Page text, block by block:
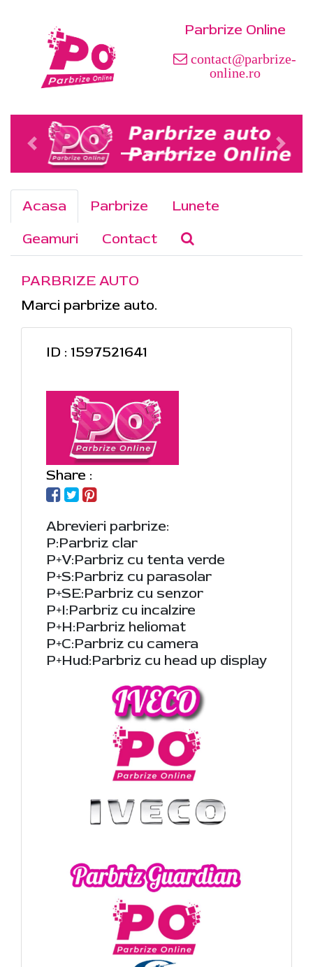
Parbrize Online
contact@parbrize-
online.ro
Acasa Parbrize
Lunete
Geamuri
Contact
PARBRIZE AUTO
Marci parbrize auto.
ID : 1597521641
Share :
Abrevieri parbrize:
P:Parbriz clar
P+V:Parbriz cu tenta verde
P+S:Parbriz cu parasolar
P+SE:Parbriz cu senzor
P+I:Parbriz cu incalzire
P+H:Parbriz heliomat
P+C:Parbriz cu camera
P+Hud:Parbriz cu head up display